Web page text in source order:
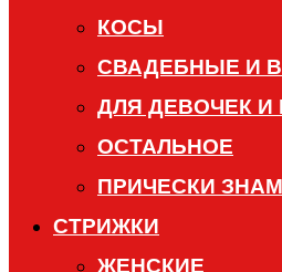
КОСЫ
СВАДЕБНЫЕ И
ДЛЯ ДЕВОЧЕК
ОСТАЛЬНОЕ
ПРИЧЕСКИ
СТРИЖКИ
ЖЕНСКИЕ